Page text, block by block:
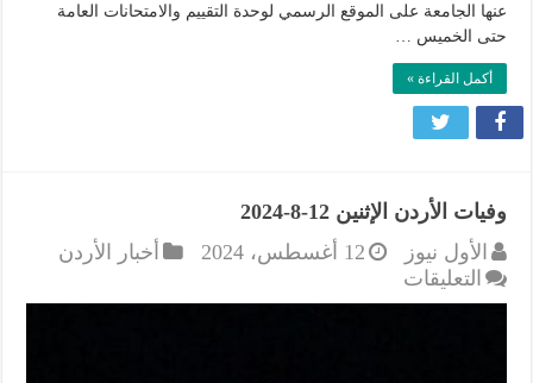
عنها الجامعة على الموقع الرسمي لوحدة التقييم والامتحانات العامة
حتى الخميس …
أكمل القراءة »
وفيات الأردن الإثنين 12-8-2024
الأول نيوز
12 أغسطس، 2024
أخبار الأردن
التعليقات
وفيات